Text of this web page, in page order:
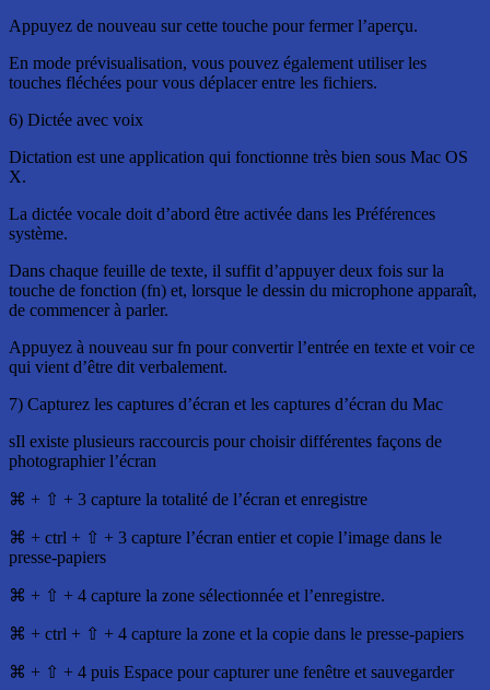
Appuyez de nouveau sur cette touche pour fermer l’aperçu.
En mode prévisualisation, vous pouvez également utiliser les
touches fléchées pour vous déplacer entre les fichiers.
6) Dictée avec voix
Dictation est une application qui fonctionne très bien sous Mac OS
X.
La dictée vocale doit d’abord être activée dans les Préférences
système.
Dans chaque feuille de texte, il suffit d’appuyer deux fois sur la
touche de fonction (fn) et, lorsque le dessin du microphone apparaît,
de commencer à parler.
Appuyez à nouveau sur fn pour convertir l’entrée en texte et voir ce
qui vient d’être dit verbalement.
7) Capturez les captures d’écran et les captures d’écran du Mac
sIl existe plusieurs raccourcis pour choisir différentes façons de
photographier l’écran
⌘ + ⇧ + 3 capture la totalité de l’écran et enregistre
⌘ + ctrl + ⇧ + 3 capture l’écran entier et copie l’image dans le
presse-papiers
⌘ + ⇧ + 4 capture la zone sélectionnée et l’enregistre.
⌘ + ctrl + ⇧ + 4 capture la zone et la copie dans le presse-papiers
⌘ + ⇧ + 4 puis Espace pour capturer une fenêtre et sauvegarder